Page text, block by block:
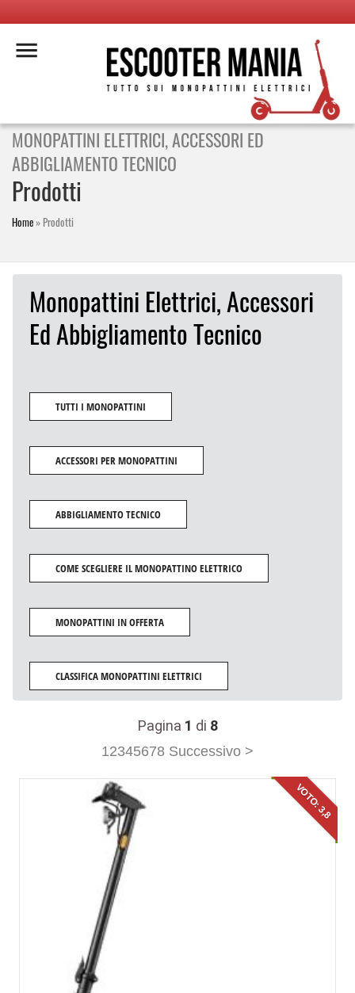
MONOPATTINI ELETTRICI, ACCESSORI ED
ABBIGLIAMENTO TECNICO
Prodotti
Home» Prodotti
Monopattini Elettrici, Accessori
Ed Abbigliamento Tecnico
TUTTI I MONOPATTINI
ACCESSORI PER MONOPATTINI
ABBIGLIAMENTO TECNICO
COME SCEGLIERE IL MONOPATTINO ELETTRICO
MONOPATTINI IN OFFERTA
CLASSIFICA MONOPATTINI ELETTRICI
Pagina 1 di 8
12345678 Successivo >
VOTO: 3,8